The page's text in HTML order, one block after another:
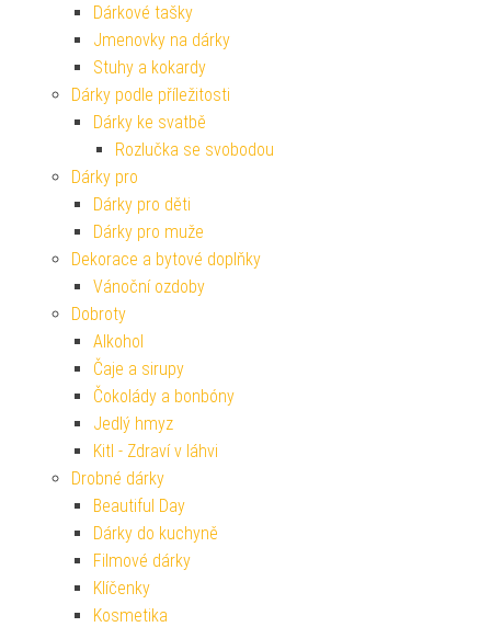
Dárkové tašky
Jmenovky na dárky
Stuhy a kokardy
Dárky podle příležitosti
Dárky ke svatbě
Rozlučka se svobodou
Dárky pro
Dárky pro děti
Dárky pro muže
Dekorace a bytové doplňky
Vánoční ozdoby
Dobroty
Alkohol
Čaje a sirupy
Čokolády a bonbóny
Jedlý hmyz
Kitl - Zdraví v láhvi
Drobné dárky
Beautiful Day
Dárky do kuchyně
Filmové dárky
Klíčenky
Kosmetika